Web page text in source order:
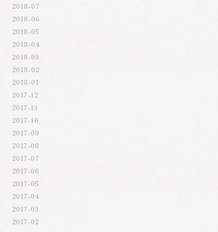
2018-07
2018-06
2018-05
2018-04
2018-03
2018-02
2018-01
2017-12
2017-11
2017-10
2017-09
2017-08
2017-07
2017-06
2017-05
2017-04
2017-03
2017-02